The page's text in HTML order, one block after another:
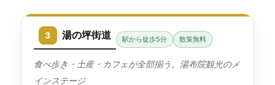
3 湯の坪街道 駅から徒歩5分 散策無料
食べ歩き・土産・カフェが全部揃う。湯布院観光のメ
インステージ